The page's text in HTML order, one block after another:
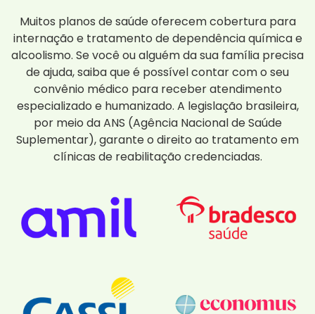
Muitos planos de saúde oferecem cobertura para
internação e tratamento de dependência química e
alcoolismo. Se você ou alguém da sua família precisa
de ajuda, saiba que é possível contar com o seu
convênio médico para receber atendimento
especializado e humanizado. A legislação brasileira,
por meio da ANS (Agência Nacional de Saúde
Suplementar), garante o direito ao tratamento em
clínicas de reabilitação credenciadas.